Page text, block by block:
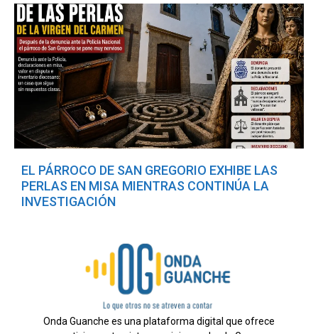
EL PÁRROCO DE SAN GREGORIO EXHIBE LAS
PERLAS EN MISA MIENTRAS CONTINÚA LA
INVESTIGACIÓN
Onda Guanche es una plataforma digital que ofrece